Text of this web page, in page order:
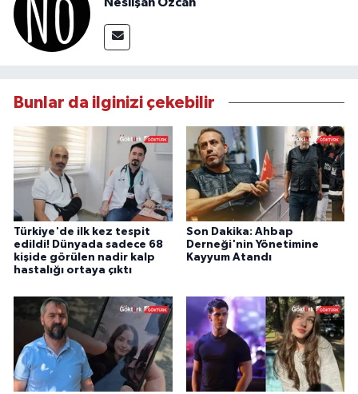
Bunlar da ilginizi çekebilir
Türkiye'de ilk kez tespit
edildi! Dünyada sadece 68
kişide görülen nadir kalp
hastalığı ortaya çıktı
Son Dakika: Ahbap
Derneği'nin Yönetimine
Kayyum Atandı